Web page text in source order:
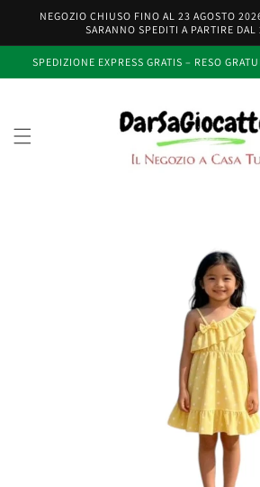
direttamente
ai contenuti
NEGOZIO CHIUSO FINO AL 23 AGOSTO
SARANNO SPEDITI A PARTIRE
SPEDIZIONE EXPRESS GRATIS – RESO